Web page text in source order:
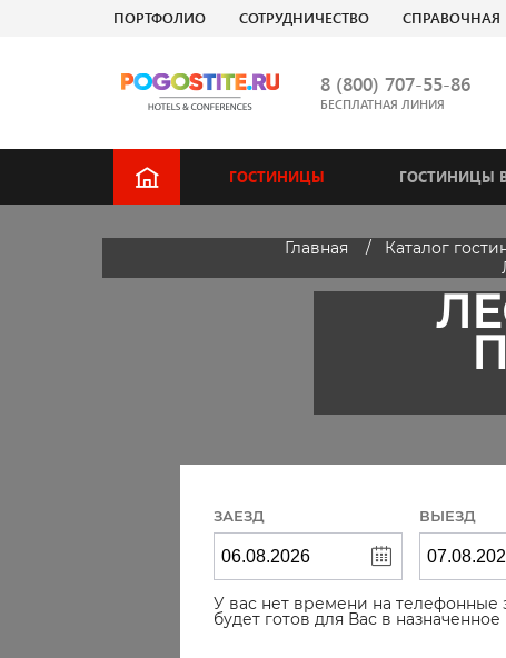
ПОРТФОЛИО СОТРУДНИЧЕСТВО СПРАВОЧНАЯ
8 (800) 707-55-86
БЕСПЛАТНАЯ ЛИНИЯ
ГОСТИНИЦЫ ГОСТИНИЦЫ
Главная Каталог
ЗАЕЗД ВЫЕЗД
У вас нет времени на телефонные
будет готов для Вас в